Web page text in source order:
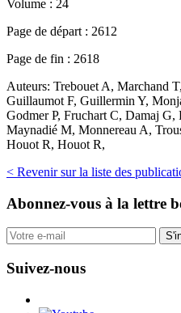
Volume : 24
Page de départ : 2612
Page de fin : 2618
Auteurs: Trebouet A, Marchand
Guillaumot F, Guillermin Y,
Godmer P, Fruchart C, Damaj G,
Maynadié M, Monnereau A,
Houot R, Houot R,
< Revenir sur la liste des
Abonnez-vous à la lettre
Suivez-nous